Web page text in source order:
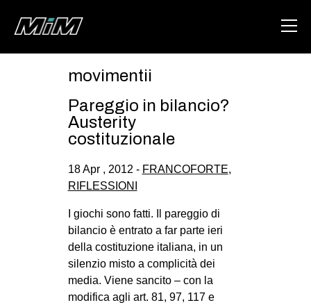
DEGENERAZIONE
CSOA LAMBRETTA
MSM
STUDENTI TSUNAMI
ZAM
movimentii
Pareggio in bilancio?
Austerity
costituzionale
18 Apr , 2012 - FRANCOFORTE,
RIFLESSIONI
I giochi sono fatti. Il pareggio di
bilancio è entrato a far parte ieri
della costituzione italiana, in un
silenzio misto a complicità dei
media. Viene sancito – con la
modifica agli art. 81, 97, 117 e